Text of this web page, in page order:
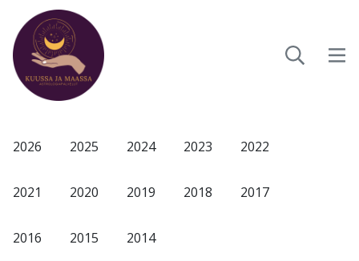
2026 2025 2024 2023 2022
2021 2020 2019 2018 2017
2016 2015 2014